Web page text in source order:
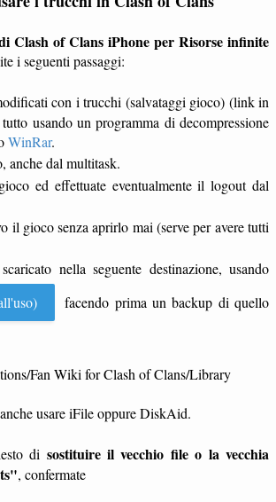
Clash of Clans iPhone per Risorse infinite
i seguenti passaggi:
con i trucchi (salvataggi gioco) (link in
usando un programma di decompressione
WinRar.
anche dal multitask.
ed effettuate eventualmente il logout dal
il gioco senza aprirlo mai (serve per avere tutti
nella seguente destinazione, usando
facendo prima un backup di quello
Fan Wiki for Clash of Clans/Library
usare iFile oppure DiskAid.
di sostituire il vecchio file o la vecchia
, confermate